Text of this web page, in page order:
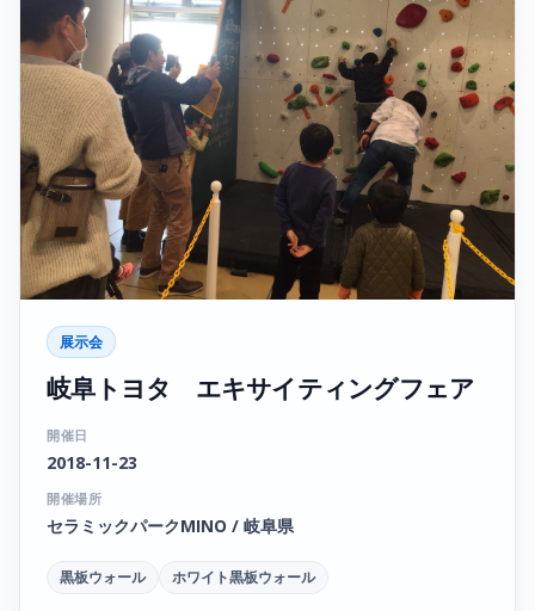
展示会
岐阜トヨタ エキサイティングフェア
開催日
2018-11-23
開催場所
セラミックパークMINO / 岐阜県
黒板ウォール ホワイト黒板ウォール